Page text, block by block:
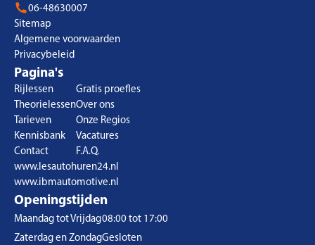
06-48630007
Sitemap
Algemene voorwaarden
Privacybeleid
Pagina's
Rijlessen
Theorielessen
Tarieven
Kennisbank
Contact
Gratis proefles
Over ons
Onze Regios
Vacatures
F.A.Q.
www.lesautohuren24.nl
www.ibmautomotive.nl
Openingstijden
Maandag tot Vrijdag
Zaterdag en Zondag
08:00 tot 17:00
Gesloten